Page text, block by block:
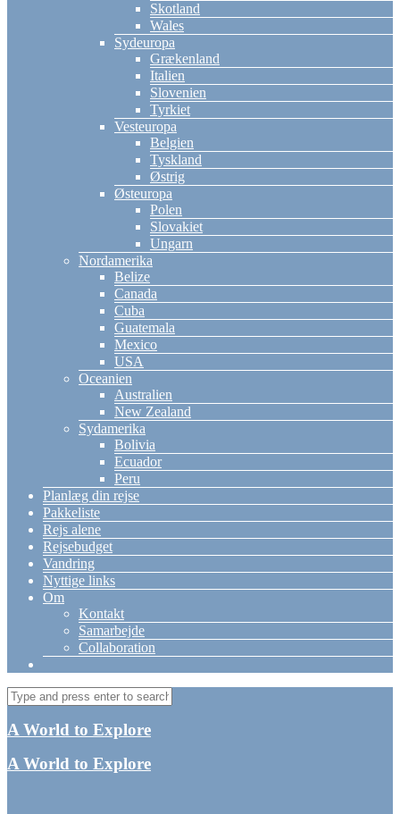
Skotland
Wales
Sydeuropa
Grækenland
Italien
Slovenien
Tyrkiet
Vesteuropa
Belgien
Tyskland
Østrig
Østeuropa
Polen
Slovakiet
Ungarn
Nordamerika
Belize
Canada
Cuba
Guatemala
Mexico
USA
Oceanien
Australien
New Zealand
Sydamerika
Bolivia
Ecuador
Peru
Planlæg din rejse
Pakkeliste
Rejs alene
Rejsebudget
Vandring
Nyttige links
Om
Kontakt
Samarbejde
Collaboration
A World to Explore
A World to Explore